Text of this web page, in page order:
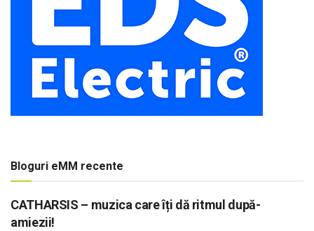
Bloguri eMM recente
CATHARSIS – muzica care îți dă ritmul după-
amiezii!